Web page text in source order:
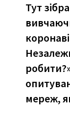
Тут
мереж,